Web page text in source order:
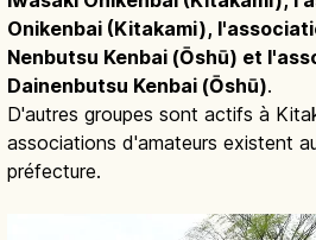
Onikenbai (Kitakami),
Nenbutsu Kenbai (Ōshū) et
Dainenbutsu Kenbai (Ōshū).
D'autres groupes sont actifs à
associations d'amateurs existent
préfecture.